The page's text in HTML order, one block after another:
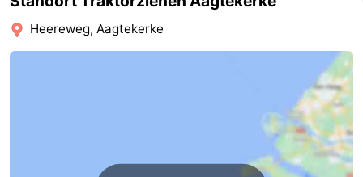
Medizin
Heereweg, Aagtekerke